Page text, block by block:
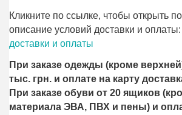
Кликните по ссылке, чтобы открыть
описание условий доставки и
доставки и оплаты
При заказе одежды (кроме
тыс. грн. и оплате на карту
При заказе обуви от 20 ящиков
материала ЭВА, ПВХ и пены) и